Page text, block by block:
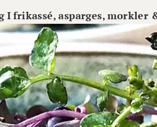
frikassé, asparges, morkler